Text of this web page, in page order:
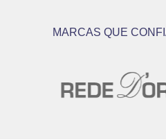
MARCAS QUE